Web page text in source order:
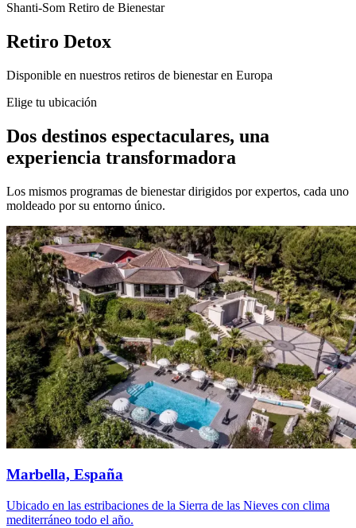
Shanti-Som Retiro de Bienestar
Retiro Detox
Disponible en nuestros retiros de bienestar en Europa
Elige tu ubicación
Dos destinos espectaculares, una
experiencia transformadora
Los mismos programas de bienestar dirigidos por expertos, cada uno
moldeado por su entorno único.
Marbella, España
Ubicado en las estribaciones de la Sierra de las Nieves con clima
mediterráneo todo el año.